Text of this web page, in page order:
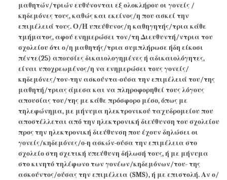
μαθητών/τριών ευθύνονται εξ ολοκλήρου οι γονείς /
κηδεμόνες τους, καθώς και εκείνος/η που ασκεί την
επιμέλειά τους. Ο/Η υπεύθυνος/η καθηγητής/τρια κάθε
τμήματος, αφού ενημερώσει τον/τη Διευθυντή/ντρια του
σχολείου ότι ο/η μαθητής/τρια συμπλήρωσε ήδη είκοσι
πέντε(25) απουσίες δικαιολογημένες ή αδικαιολόγητες,
είναι υποχρεωμένος/η να ενημερώσει τους γονείς/
κηδεμόνες/τον-την ασκούντα-ούσα την επιμέλειά του/της
μαθητή/τριας άμεσα και να πληροφορηθεί τους λόγους
απουσίας του/της με κάθε πρόσφορο μέσο, όπως με
τηλεφώνημα, με μήνυμα ηλεκτρονικού ταχυδρομείου που
αποστέλλεται από την ηλεκτρονική διεύθυνση του σχολείου
προς την ηλεκτρονική διεύθυνση που έχουν δηλώσει οι
γονείς/κηδεμόνες/ο-η ασκών-ούσα την επιμέλεια στο
σχολείο στη σχετική υπεύθυνη δήλωσή τους, ή με μήνυμα
στο κινητό τηλέφωνο των γονέων/κηδεμόνων/του- της
ασκούντος/ούσας την επιμέλεια (SMS), ή με επιστολή. Αν ο/